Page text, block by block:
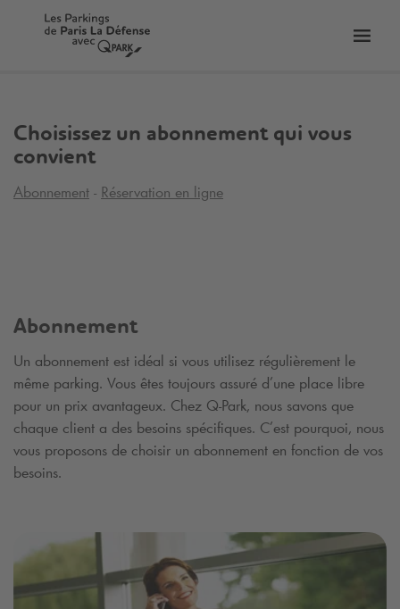
Choisissez un abonnement qui vous
convient
Abonnement Réservation en ligne
Abonnement
Un abonnement est idéal si vous utilisez régulièrement le
même parking. Vous êtes toujours assuré d’une place libre
pour un prix avantageux. Chez Q-Park, nous savons que
chaque client a des besoins spécifiques. C’est pourquoi, nous
vous proposons de choisir un abonnement en fonction de vos
besoins.